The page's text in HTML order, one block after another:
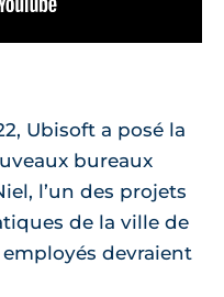
Ubisoft a posé la
bureaux
l’un des projets
de la ville de
employés devraient